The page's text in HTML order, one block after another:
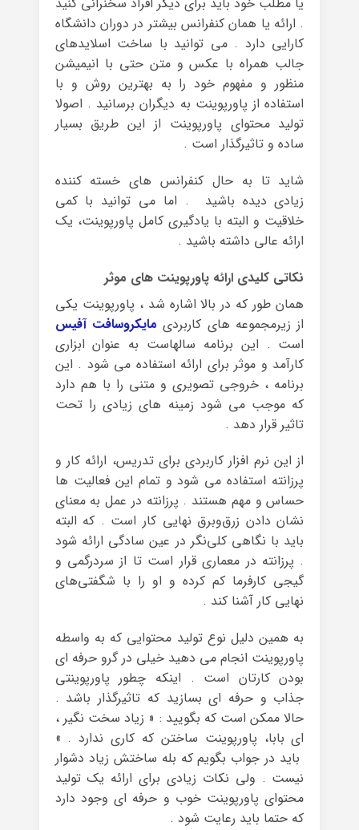
. ارائه یا همان کنفرانس بیشتر در دوران دانشگاه
کارایی دارد . می توانید با ساخت اسلایدهای
جالب همراه با عکس و متن حتی با انیمیشن
منظور و مفهوم خود را به بهترین روش و با
استفاده از پاورپوینت به دیگران برسانید . اصولا
تولید محتوای پاورپوینت از این طریق بسیار
ساده و تاثیرگذار است .
شاید تا به حال کنفرانس های خسته کننده
زیادی دیده باشید . اما می توانید با کمی
خلاقیت و البته با یادگیری کامل پاورپوینت، یک
ارائه عالی داشته باشید .
نکاتی کلیدی ارائه پاورپوینت های موثر
همان طور که در بالا اشاره شد ، پاورپوینت یکی
از زیرمجموعه های کاربردی مایکروسافت آفیس
است . این برنامه سالهاست به عنوان ابزاری
کارآمد و موثر برای ارائه استفاده می شود . این
برنامه ، خروجی تصویری و متنی را با هم دارد
که موجب می شود زمینه های زیادی را تحت
تاثیر قرار دهد .
از این نرم افزار کاربردی برای تدریس، ارائه کار و
پرزانته استفاده می شود و تمام این فعالیت ها
حساس و مهم هستند . پرزانته در عمل به معنای
نشان دادن زرق‌وبرق نهایی کار است . که البته
باید با نگاهی کلی‌نگر در عین سادگی ارائه شود
. پرزانته در معماری قرار است تا از سردرگمی و
گیجی کارفرما کم کرده و او را با شگفتی‌های
نهایی کار آشنا کند .
به همین دلیل نوع تولید محتوایی که به واسطه
پاورپوینت انجام می دهید خیلی در گرو حرفه ای
بودن کارتان است . اینکه چطور پاورپوینتی
جذاب و حرفه ای بسازید که تاثیرگذار باشد .
حالا ممکن است که بگویید : « زیاد سخت نگیر ،
ای بابا، پاورپوینت ساختن که کاری ندارد . »
باید در جواب بگویم که بله ساختش زیاد دشوار
نیست . ولی نکات زیادی برای ارائه یک تولید
محتوای پاورپوینت خوب و حرفه ای وجود دارد
که حتما باید رعایت شود .